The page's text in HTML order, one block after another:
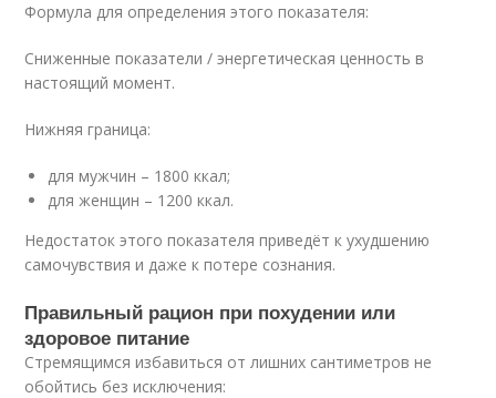
Формула для определения этого показателя:
Сниженные показатели / энергетическая ценность в
настоящий момент.
Нижняя граница:
для мужчин – 1800 ккал;
для женщин – 1200 ккал.
Недостаток этого показателя приведёт к ухудшению
самочувствия и даже к потере сознания.
Правильный рацион при похудении или
здоровое питание
Стремящимся избавиться от лишних сантиметров не
обойтись без исключения: